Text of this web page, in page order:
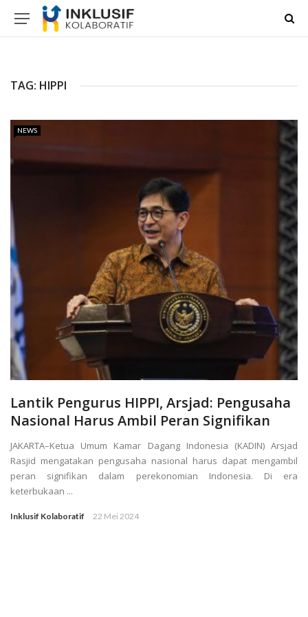
TAG: HIPPI
NEWS
Lantik Pengurus HIPPI, Arsjad: Pengusaha
Nasional Harus Ambil Peran Signifikan
JAKARTA–Ketua Umum Kamar Dagang Indonesia (KADIN) Arsjad
Rasjid mengatakan pengusaha nasional harus dapat mengambil
peran signifikan dalam perekonomian Indonesia. Di era
keterbukaan ...
Inklusif Kolaboratif 22 Mei 2024